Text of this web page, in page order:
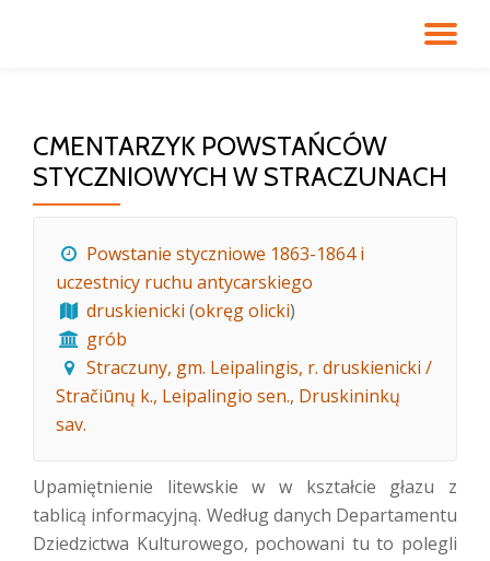
CMENTARZYK POWSTAŃCÓW
STYCZNIOWYCH W STRACZUNACH
Powstanie styczniowe 1863-1864 i
uczestnicy ruchu antycarskiego
druskienicki (okręg olicki)
grób
Straczuny, gm. Leipalingis, r. druskienicki /
Stračiūnų k., Leipalingio sen., Druskininkų
sav.
Upamiętnienie litewskie w w kształcie głazu z
tablicą informacyjną. Według danych Departamentu
Dziedzictwa Kulturowego, pochowani tu to polegli